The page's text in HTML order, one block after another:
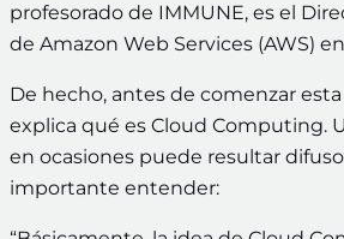
profesorado de IMMUNE, es el
de Amazon Web Services (AWS)
De hecho, antes de comenzar
explica qué es Cloud Computing.
en ocasiones puede resultar
importante entender: